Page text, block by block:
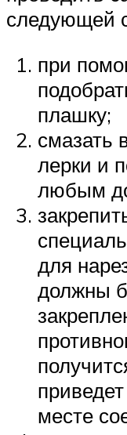
следующей
при
плашку;
смазать
лерки и
любым
для
должны
месте